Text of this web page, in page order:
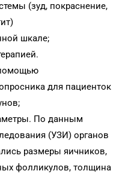
(зуд, покраснение,
шкале;
для пациенток
По данным
(УЗИ) органов
размеры яичников,
фолликулов, толщина